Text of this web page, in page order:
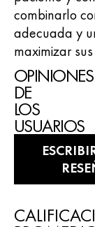
combinarlo
adecuada y
maximizar
OPINIONES
DE
LOS
USUARIOS